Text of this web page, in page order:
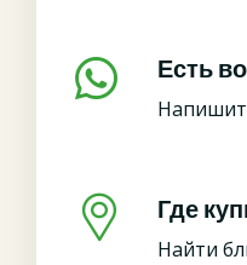
Есть
Где
Найти